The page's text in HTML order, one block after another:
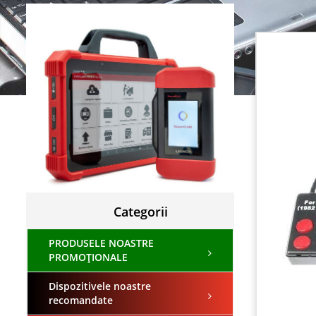
Categorii
PRODUSELE NOASTRE
PROMOȚIONALE
Dispozitivele noastre
recomandate